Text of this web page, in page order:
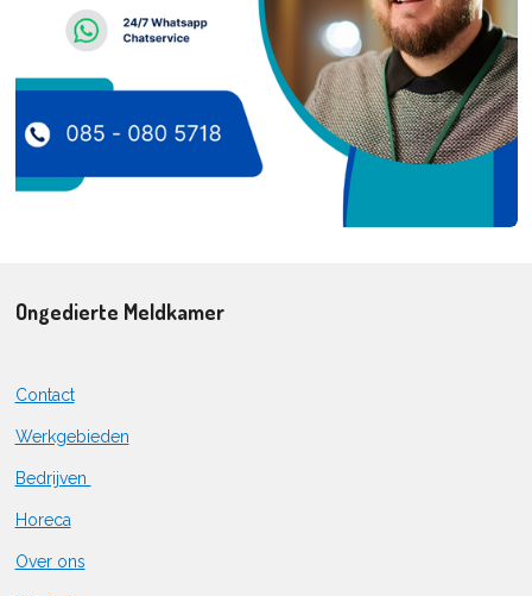
Ongedierte Meldkamer
Contact
Werkgebieden
Bedrijven
Horeca
Over ons